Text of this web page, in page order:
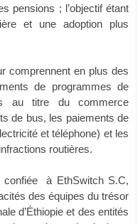
pensions ; l’objectif étant
et une adoption plus
comprennent en plus des
de programmes de
au titre du commerce
de bus, les paiements de
et téléphone) et les
routières.
confiée à EthSwitch S.C,
des équipes du trésor
d’Éthiopie et des entités